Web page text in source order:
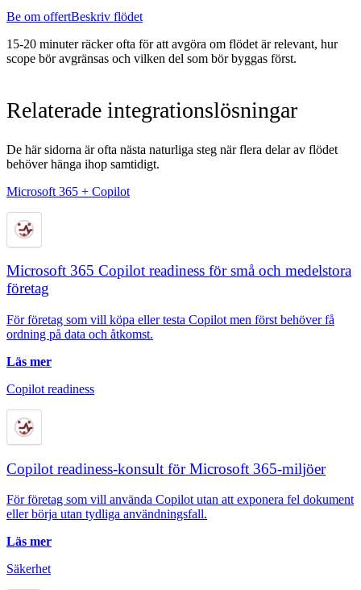
Be om offertBeskriv flödet
15-20 minuter räcker ofta för att avgöra om flödet är relevant, hur
scope bör avgränsas och vilken del som bör byggas först.
Relaterade integrationslösningar
De här sidorna är ofta nästa naturliga steg när flera delar av flödet
behöver hänga ihop samtidigt.
Microsoft 365 + Copilot
Microsoft 365 Copilot readiness för små och medelstora
företag
För företag som vill köpa eller testa Copilot men först behöver få
ordning på data och åtkomst.
Läs mer
Copilot readiness
Copilot readiness-konsult för Microsoft 365-miljöer
För företag som vill använda Copilot utan att exponera fel dokument
eller börja utan tydliga användningsfall.
Läs mer
Säkerhet